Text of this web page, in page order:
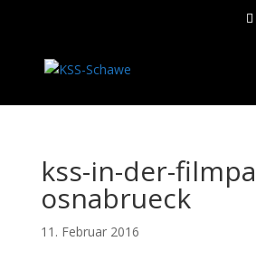
kss-in-der-
osnabrueck
11. Februar 2016